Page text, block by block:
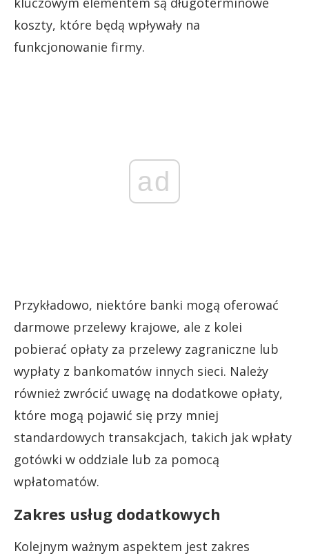
koszty, które będą wpływały na
funkcjonowanie firmy.
ad
Przykładowo, niektóre banki mogą oferować
darmowe przelewy krajowe, ale z kolei
pobierać opłaty za przelewy zagraniczne lub
wypłaty z bankomatów innych sieci. Należy
również zwrócić uwagę na dodatkowe opłaty,
które mogą pojawić się przy mniej
standardowych transakcjach, takich jak wpłaty
gotówki w oddziale lub za pomocą
wpłatomatów.
Zakres usług dodatkowych
Kolejnym ważnym aspektem jest zakres